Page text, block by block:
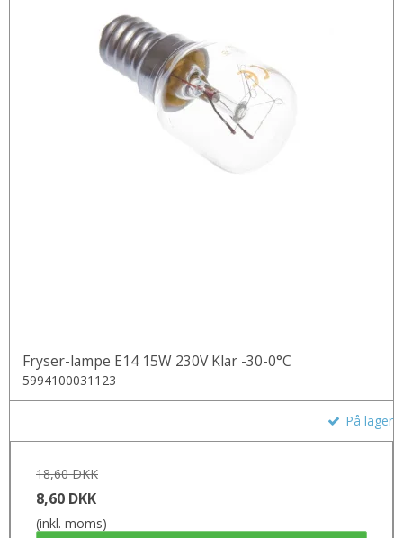
Fryser-lampe E14 15W 230V Klar -30-0°C
5994100031123
På lager
18,60 DKK
8,60 DKK
(inkl. moms)